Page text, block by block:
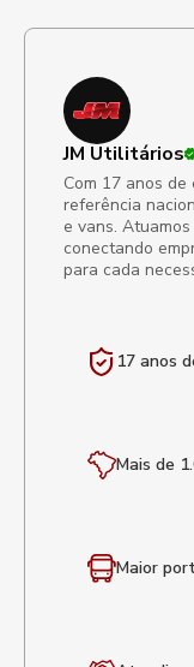
JM Utilitários
Com 17 anos de
referência
e vans.
conectando
para cada
17 anos
Mais de
Maior